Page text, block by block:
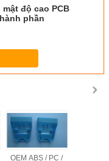
mật độ cao PCB
phần
OEM ABS / PC /